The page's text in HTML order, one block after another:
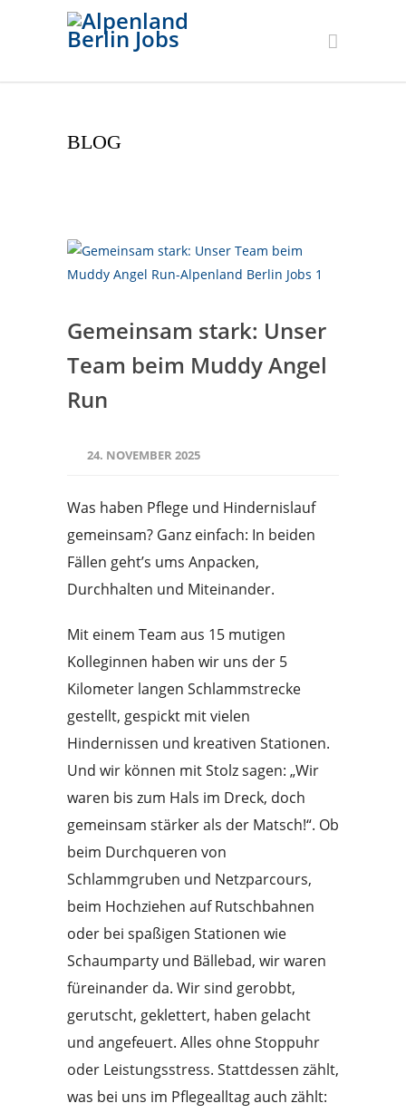
BLOG
Gemeinsam stark: Unser
Team beim Muddy Angel
Run
24. NOVEMBER 2025
Was haben Pflege und Hindernislauf
gemeinsam? Ganz einfach: In beiden
Fällen geht’s ums Anpacken,
Durchhalten und Miteinander.
Mit einem Team aus 15 mutigen
Kolleginnen haben wir uns der 5
Kilometer langen Schlammstrecke
gestellt, gespickt mit vielen
Hindernissen und kreativen Stationen.
Und wir können mit Stolz sagen: „Wir
waren bis zum Hals im Dreck, doch
gemeinsam stärker als der Matsch!“. Ob
beim Durchqueren von
Schlammgruben und Netzparcours,
beim Hochziehen auf Rutschbahnen
oder bei spaßigen Stationen wie
Schaumparty und Bällebad, wir waren
füreinander da. Wir sind gerobbt,
gerutscht, geklettert, haben gelacht
und angefeuert. Alles ohne Stoppuhr
oder Leistungsstress. Stattdessen zählt,
was bei uns im Pflegealltag auch zählt: